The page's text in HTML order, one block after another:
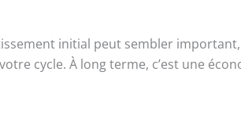
initial peut sembler
cycle. À long terme, c’est une